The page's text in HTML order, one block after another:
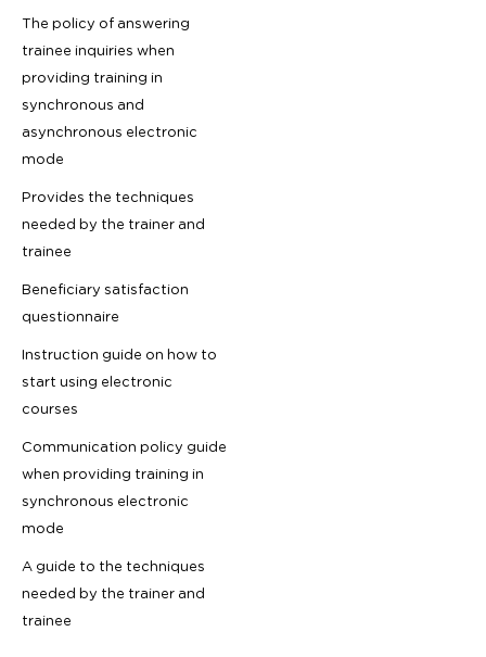
The policy of answering
trainee inquiries when
providing training in
synchronous and
asynchronous electronic
mode
Provides the techniques
needed by the trainer and
trainee
Beneficiary satisfaction
questionnaire
Instruction guide on how to
start using electronic
courses
Communication policy guide
when providing training in
synchronous electronic
mode
A guide to the techniques
needed by the trainer and
trainee